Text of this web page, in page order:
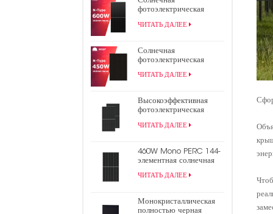
фотоэлектрическая
600 Вт
ЧИТАТЬ ДАЛЕЕ
Солнечная
фотоэлектрическая
440W All Black TOPCon
ЧИТАТЬ ДАЛЕЕ
Высокоэффективная
фотоэлектрическая
182 мм мощностью 550
ячейкой
ЧИТАТЬ ДАЛЕЕ
460W Mono PERC 144-
элементная солнечная
фотоэлектрическая
ЧИТАТЬ ДАЛЕЕ
Монокристаллическая
полностью черная